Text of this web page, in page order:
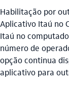
Habilitação por
Aplicativo Itaú no
Itaú no
número de
opção continua
aplicativo para